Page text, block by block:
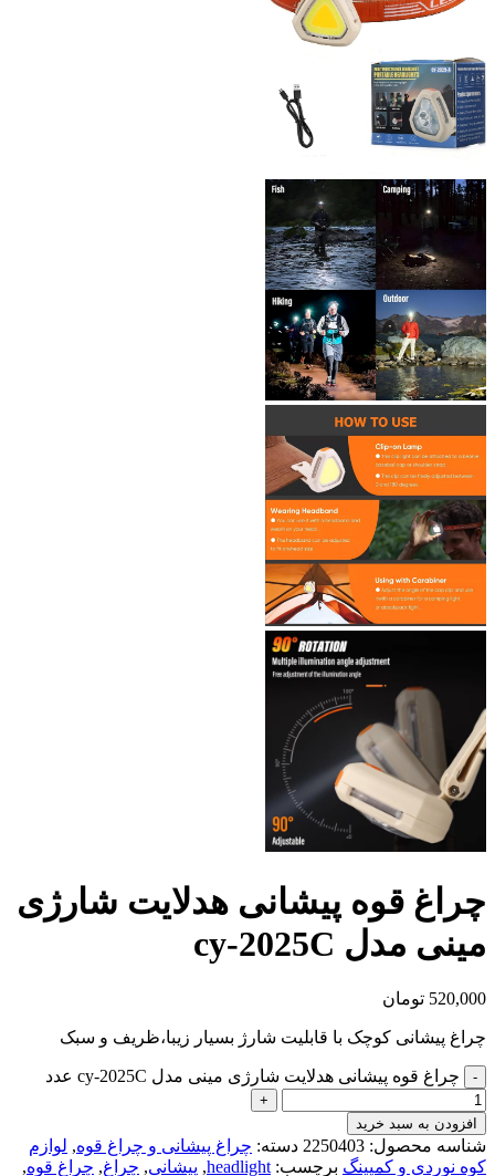
چراغ قوه پیشانی هدلایت شارژی
مینی مدل cy-2025C
520,000 تومان
چراغ پیشانی کوچک با قابلیت شارژ بسیار زیبا،ظریف و سبک
چراغ قوه پیشانی هدلایت شارژی مینی مدل cy-2025C عدد
افزودن به سبد خرید
شناسه محصول: 2250403 دسته: چراغ پیشانی و چراغ قوه, لوازم
کوه نوردی و کمپینگ برچسب: headlight
, پیشانی, چراغ, چراغ قوه,